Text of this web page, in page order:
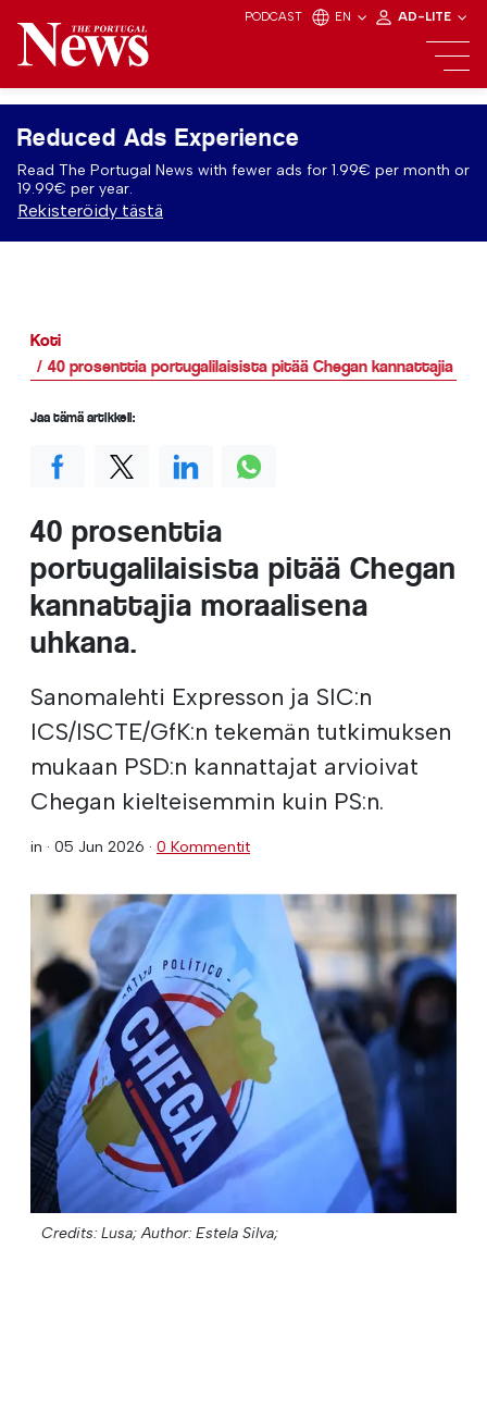
PODCAST EN AD-LITE
Reduced Ads Experience
Read The Portugal News with fewer ads for 1.99€ per month or
19.99€ per year.
Rekisteröidy tästä
Koti
40 prosenttia portugalilaisista pitää Chegan kannattajia
40 prosenttia
portugalilaisista pitää Chegan
kannattajia moraalisena
uhkana.
Sanomalehti Expresson ja SIC:n
ICS/ISCTE/GfK:n tekemän tutkimuksen
mukaan PSD:n kannattajat arvioivat
Chegan kielteisemmin kuin PS:n.
in · 05 Jun 2026 · 0 Kommentit
Credits: Lusa; Author: Estela Silva;
Jaa tämä artikkeli: